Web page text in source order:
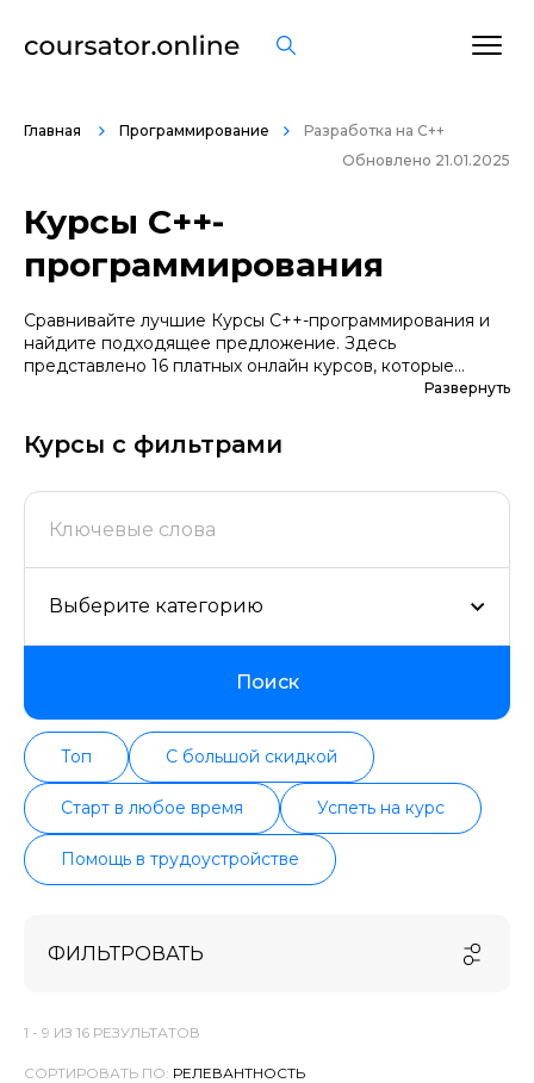
Главная Программирование
Разработка на C++
Обновлено 21.01.2025
Курсы C++-
программирования
Сравнивайте лучшие Курсы C++-программирования и
найдите подходящее предложение. Здесь
представлено 16 платных онлайн курсов, которые
помогут вам стать грамотными специалистами. А если
попробуйте бесплатные варианты. Большой выбор
обучающих программ по цене, продолжительности,
поддерживаем информацию о всех курсах
проверенных школ в актуальном состоянии.
Развернуть
Курсы с фильтрами
Выберите категорию
Поиск
Топ С большой скидкой
Старт в любое время Успеть на курс
Помощь в трудоустройстве
ФИЛЬТРОВАТЬ
1 - 9 ИЗ 16 РЕЗУЛЬТАТОВ
СОРТИРОВАТЬ ПО: